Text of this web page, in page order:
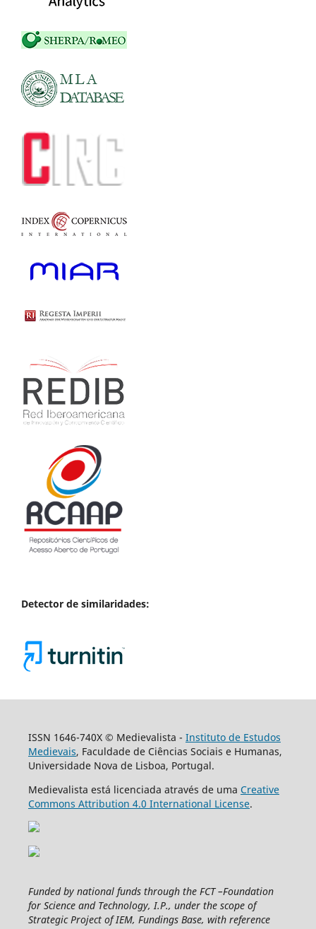
Detector de similaridades:
ISSN 1646-740X © Medievalista - Instituto de Estudos
Medievais, Faculdade de Ciências Sociais e Humanas,
Universidade Nova de Lisboa, Portugal.
Medievalista está licenciada através de uma Creative
Commons Attribution 4.0 International License.
Funded by national funds through the FCT –Foundation
for Science and Technology, I.P., under the scope of
Strategic Project of IEM, Fundings Base, with reference